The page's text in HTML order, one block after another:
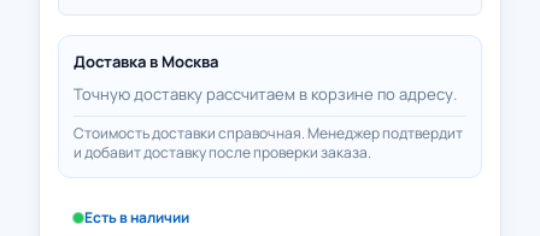
Доставка в Москва
Точную доставку рассчитаем в корзине по адресу.
Стоимость доставки справочная. Менеджер подтвердит
и добавит доставку после проверки заказа.
Есть в наличии